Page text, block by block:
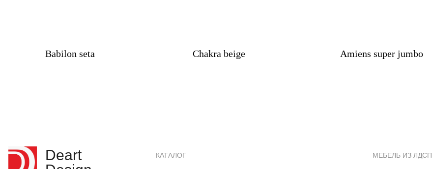
Babilon seta Chakra beige Amiens super jumbo
Deart
КАТАЛОГ МЕБЕЛЬ ИЗ ЛДСП